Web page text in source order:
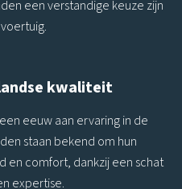
een verstandige keuze zijn
kwaliteit
eeuw aan ervaring in de
staan bekend om hun
en comfort, dankzij een schat
expertise.